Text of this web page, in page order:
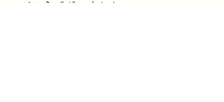
がとうございました。